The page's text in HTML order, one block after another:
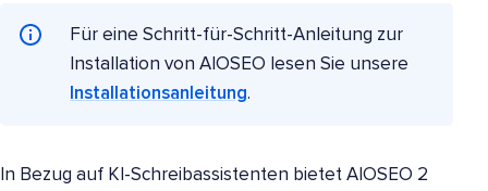
Für eine Schritt-für-Schritt-Anleitung zur
Installation von AIOSEO lesen Sie unsere
Installationsanleitung.
In Bezug auf KI-Schreibassistenten bietet AIOSEO 2